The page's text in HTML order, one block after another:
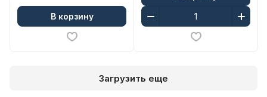
В корзину
Загрузить еще